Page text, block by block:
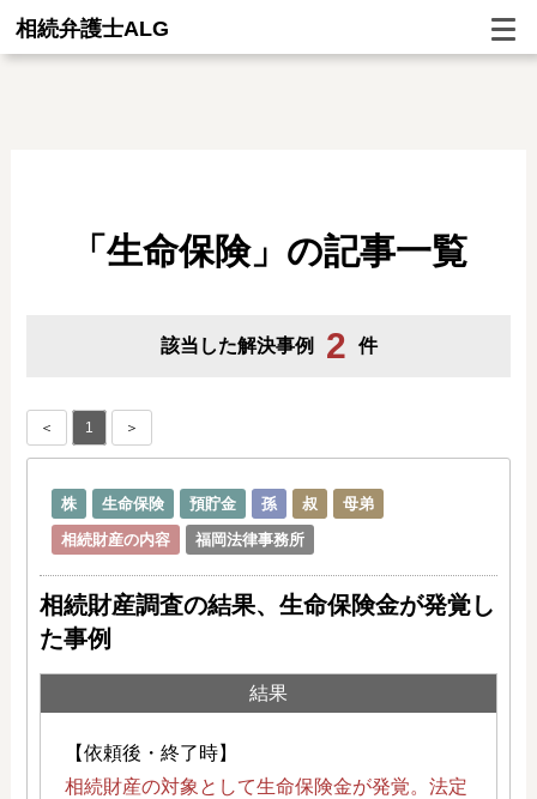
相続弁護士ALG
「生命保険」の記事一覧
該当した解決事例 2 件
＜ 1 ＞
株 生命保険 預貯金 孫 叔
母弟
相続財産の内容
福岡法律事務所
相続財産調査の結果、生命保険金が発覚し
た事例
結果
【依頼後・終了時】
相続財産の対象として生命保険金が発覚。法定